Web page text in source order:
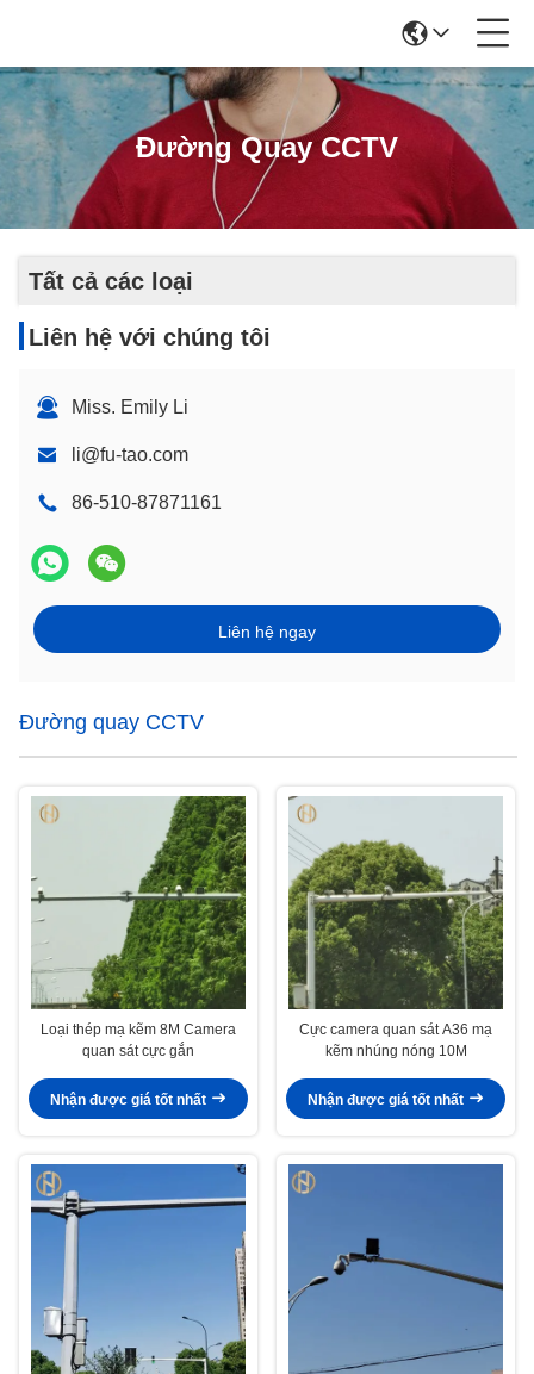
Đường Quay CCTV
Tất cả các loại
Liên hệ với chúng tôi
Miss. Emily Li
li@fu-tao.com
86-510-87871161
Liên hệ ngay
Đường quay CCTV
Loại thép mạ kẽm 8M Camera
quan sát cực gắn
Nhận được giá tốt nhất
Cực camera quan sát A36 mạ
kẽm nhúng nóng 10M
Nhận được giá tốt nhất